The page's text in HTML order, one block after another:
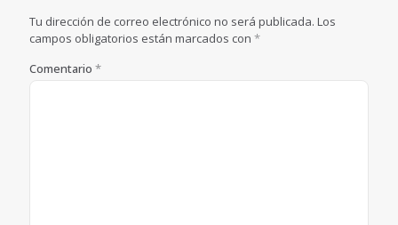
Tu dirección de correo electrónico no será publicada. Los
campos obligatorios están marcados con *
Comentario *